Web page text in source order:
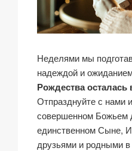
Неделями мы
надеждой и
Рождества осталась
Отпразднуйте с нами
совершенном Божьем
единственном Сыне,
друзьями и родными